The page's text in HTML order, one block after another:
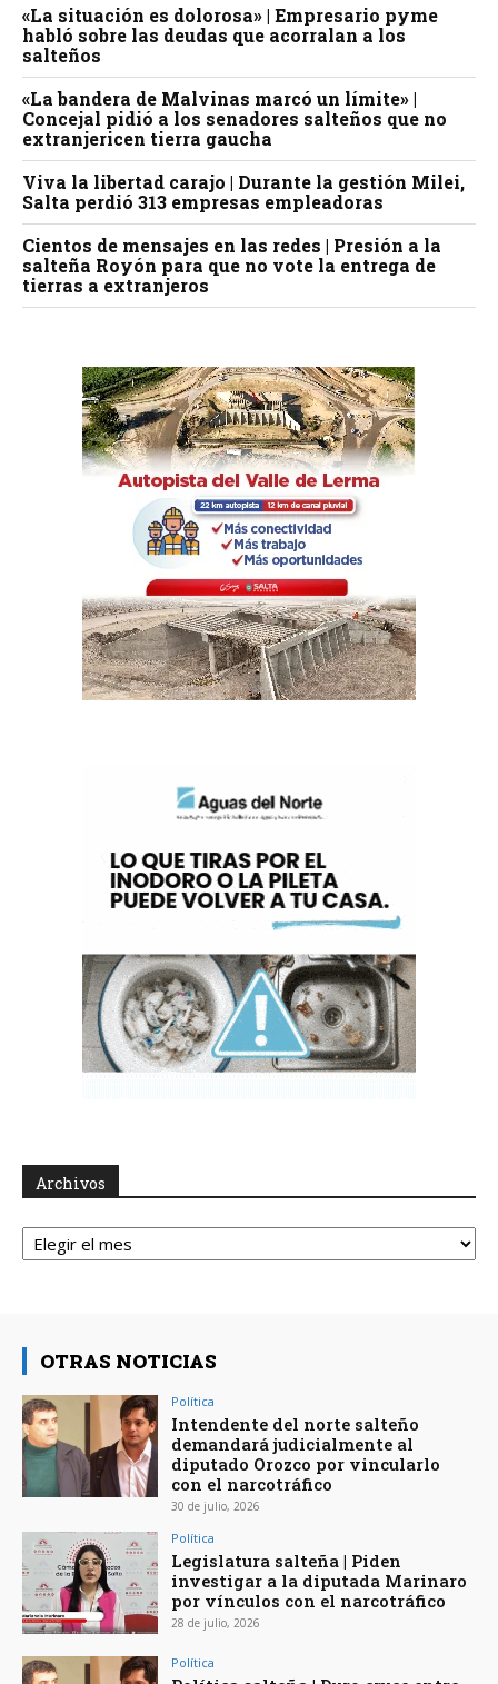
«La situación es dolorosa» | Empresario pyme
habló sobre las deudas que acorralan a los
salteños
«La bandera de Malvinas marcó un límite» |
Concejal pidió a los senadores salteños que no
extranjericen tierra gaucha
Viva la libertad carajo | Durante la gestión Milei,
Salta perdió 313 empresas empleadoras
Cientos de mensajes en las redes | Presión a la
salteña Royón para que no vote la entrega de
tierras a extranjeros
Archivos
Archivos
OTRAS NOTICIAS
Política
Intendente del norte salteño
demandará judicialmente al
diputado Orozco por vincularlo
con el narcotráfico
30 de julio, 2026
Política
Legislatura salteña | Piden
investigar a la diputada Marinaro
por vínculos con el narcotráfico
28 de julio, 2026
Política